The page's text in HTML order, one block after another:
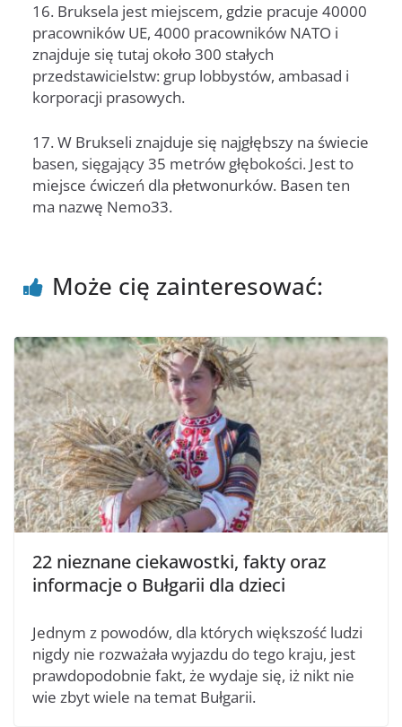
16. Bruksela jest miejscem, gdzie pracuje 40000
pracowników UE, 4000 pracowników NATO i
znajduje się tutaj około 300 stałych
przedstawicielstw: grup lobbystów, ambasad i
korporacji prasowych.
17. W Brukseli znajduje się najgłębszy na świecie
basen, sięgający 35 metrów głębokości. Jest to
miejsce ćwiczeń dla płetwonurków. Basen ten
ma nazwę Nemo33.
Może cię zainteresować:
22 nieznane ciekawostki, fakty oraz
informacje o Bułgarii dla dzieci
Jednym z powodów, dla których większość ludzi
nigdy nie rozważała wyjazdu do tego kraju, jest
prawdopodobnie fakt, że wydaje się, iż nikt nie
wie zbyt wiele na temat Bułgarii.